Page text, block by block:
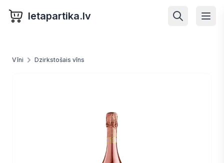
letapartika.lv
Vīni Dzirkstošais vīns